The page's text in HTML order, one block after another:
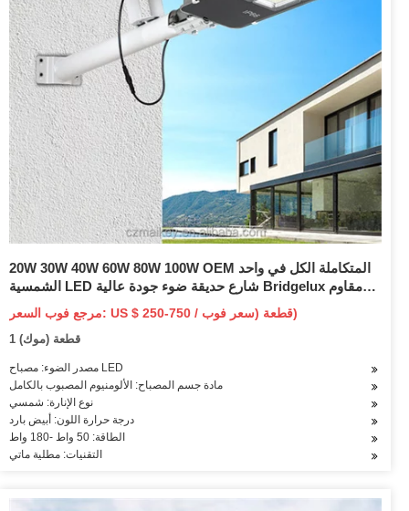
20W 30W 40W 60W 80W 100W OEM المتكاملة الكل في واحد
الشمسية LED شارع حديقة ضوء جودة عالية Bridgelux مقاوم
للماء IP65 لوقوف السيارات في الهواء الطلق
مرجع فوب السعر: US $ 250-750 / قطعة (سعر فوب)
1 قطعة (موك)
مصدر الضوء: مصباح LED
مادة جسم المصباح: الألومنيوم المصبوب بالكامل
نوع الإنارة: شمسي
درجة حرارة اللون: أبيض بارد
الطاقة: 50 واط -180 واط
التقنيات: مطلية ماتي